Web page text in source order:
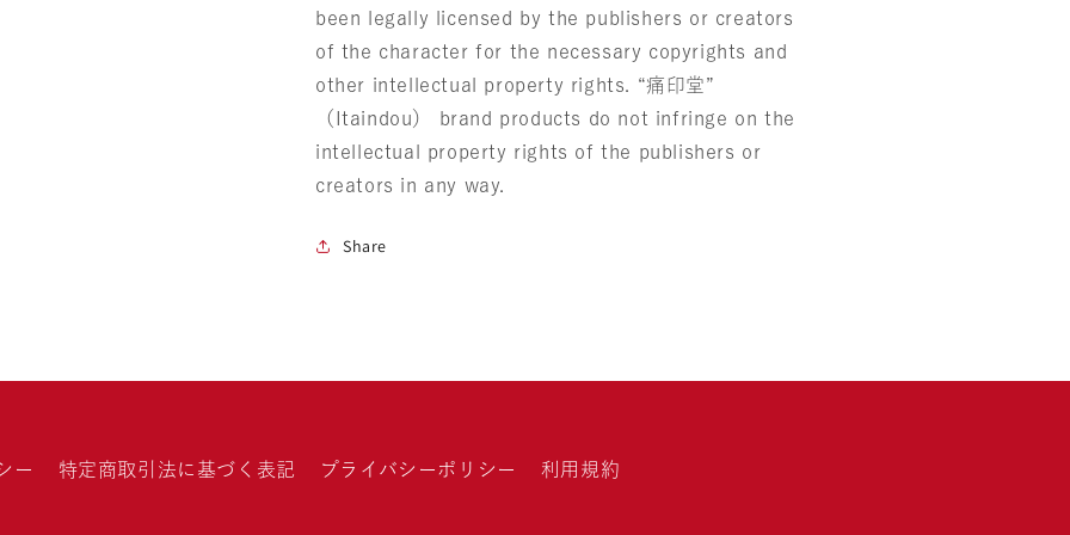
been legally licensed by the publishers or creators
of the character for the necessary copyrights and
other intellectual property rights. “痛印堂”
（Itaindou） brand products do not infringe on the
intellectual property rights of the publishers or
creators in any way.
Share
ー 特定商取引法に基づく表記 プライバシーポリシー 利用規約